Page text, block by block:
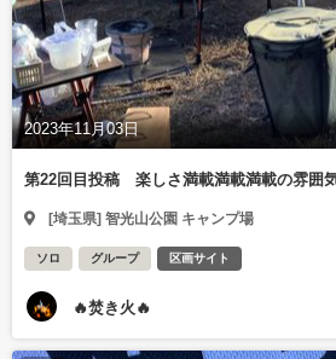
2023年11月03日
第22回目投稿 楽しさ満載満載満載の雰囲
[埼玉県] 智光山公園 キャンプ場
ソロ グループ 区画サイト
🔥焚き火🔥